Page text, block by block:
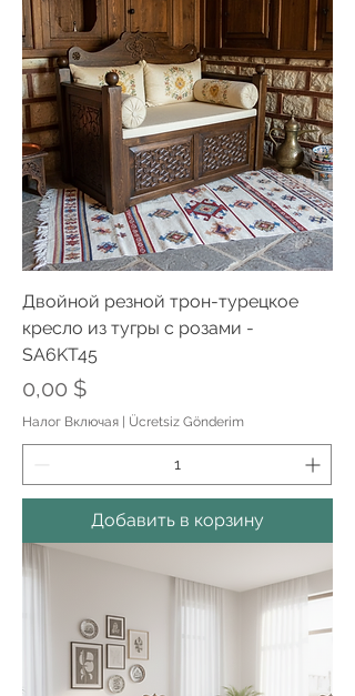
Двойной резной трон-турецкое
кресло из тугры с розами -
SA6KT45
Цена
0,00 $
Налог Включая | Ücretsiz Gönderim
Добавить в корзину